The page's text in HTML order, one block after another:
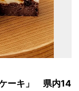
ーキ」 県内14